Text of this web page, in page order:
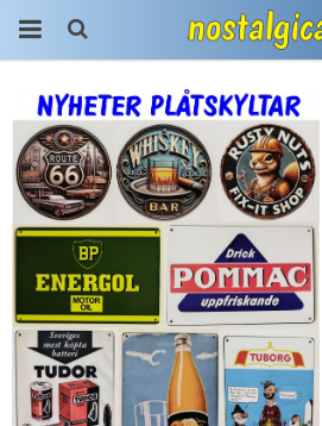
Produkten har blivit
tillagd i varukorgen